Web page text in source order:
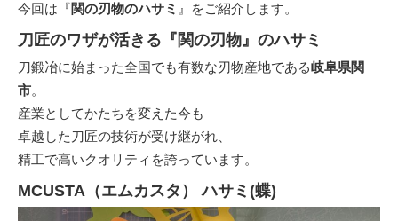
今回は『関の刃物のハサミ 』をご紹介します。
刀匠のワザが活きる『関の刃物』のハサミ
刀鍛冶に始まった全国でも有数な刃物産地である岐阜県関
市。
産業としてかたちを変えた今も
卓越した刀匠の技術が受け継がれ、
精工で高いクオリティを誇っています。
MCUSTA （エムカスタ）ハサミ(蝶)